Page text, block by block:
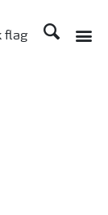
Søg